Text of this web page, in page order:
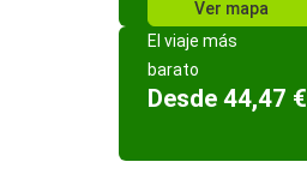
Ver mapa
El viaje más
barato
Desde 44,47 €